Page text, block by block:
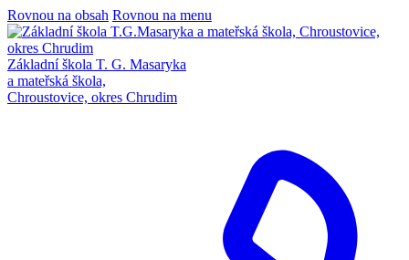
Rovnou na obsah Rovnou na menu
Základní škola T. G. Masaryka
a mateřská škola,
Chroustovice, okres Chrudim